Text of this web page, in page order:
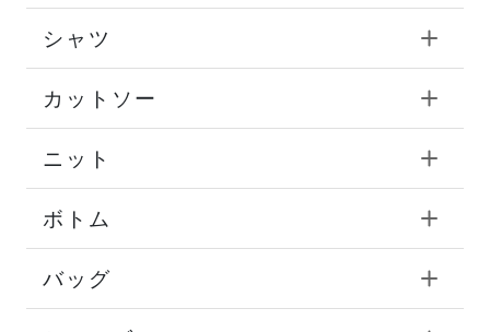
シャツ
カットソー
ニット
ボトム
バッグ